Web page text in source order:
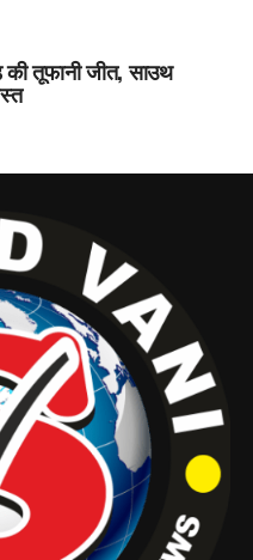
की तूफानी जीत, साउथ